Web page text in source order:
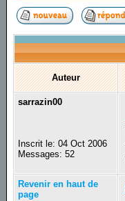
Auteur
sarrazin00
Inscrit le: 04 Oct 2006
Messages: 52
Revenir en haut de
page